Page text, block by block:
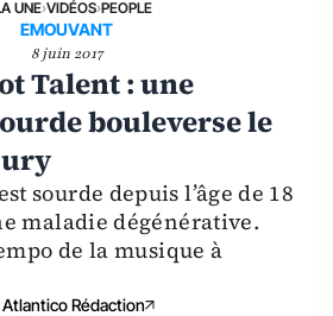
UNE›VIDÉOS›PEOPLE
EMOUVANT
8 juin 2017
Talent : une
bouleverse le
sourde depuis l’âge de 18
maladie dégénérative.
de la musique à
Atlantico Rédaction